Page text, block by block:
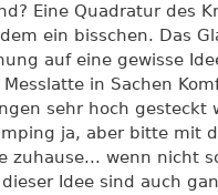
Eine Quadratur des
ein bisschen. Das
auf eine gewisse
in Sachen
sehr hoch gesteckt
ja, aber bitte mit
zuhause... wenn nicht
Idee sind auch